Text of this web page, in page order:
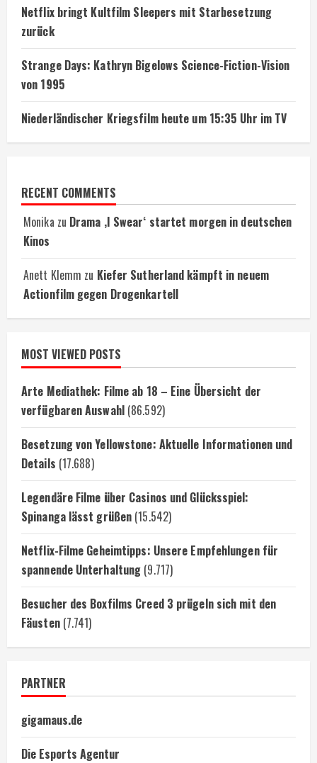
Netflix bringt Kultfilm Sleepers mit Starbesetzung
zurück
Strange Days: Kathryn Bigelows Science-Fiction-Vision
von 1995
Niederländischer Kriegsfilm heute um 15:35 Uhr im TV
RECENT COMMENTS
Monika zu Drama ‚I Swear‘ startet morgen in deutschen
Kinos
Anett Klemm zu Kiefer Sutherland kämpft in neuem
Actionfilm gegen Drogenkartell
MOST VIEWED POSTS
Arte Mediathek: Filme ab 18 – Eine Übersicht der
verfügbaren Auswahl (86.592)
Besetzung von Yellowstone: Aktuelle Informationen und
Details (17.688)
Legendäre Filme über Casinos und Glücksspiel:
Spinanga lässt grüßen (15.542)
Netflix-Filme Geheimtipps: Unsere Empfehlungen für
spannende Unterhaltung (9.717)
Besucher des Boxfilms Creed 3 prügeln sich mit den
Fäusten (7.741)
PARTNER
gigamaus.de
Die Esports Agentur